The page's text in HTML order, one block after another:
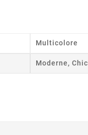
Multicolore
Moderne, Chic